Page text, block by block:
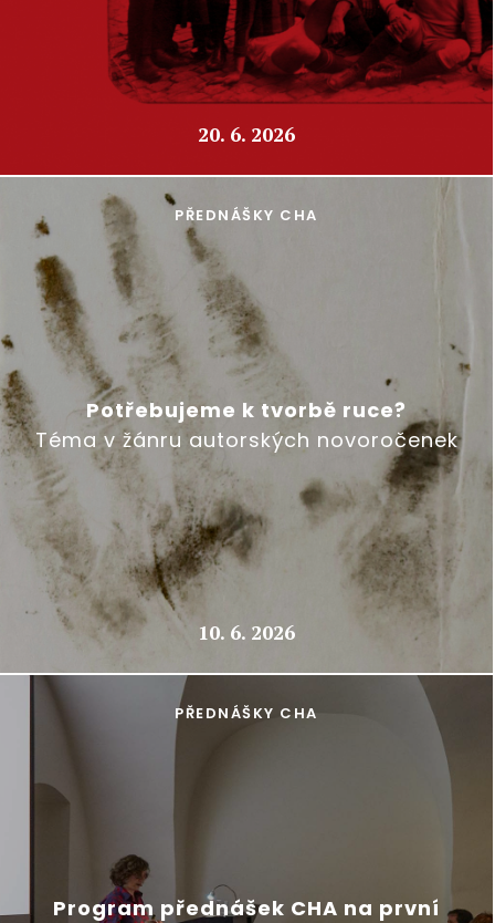
20. 6. 2026
Potřebujeme k tvorbě ruce?
Téma v žánru autorských novoročenek
PŘEDNÁŠKY CHA
10. 6. 2026
Program přednášek CHA na první
PŘEDNÁŠKY CHA